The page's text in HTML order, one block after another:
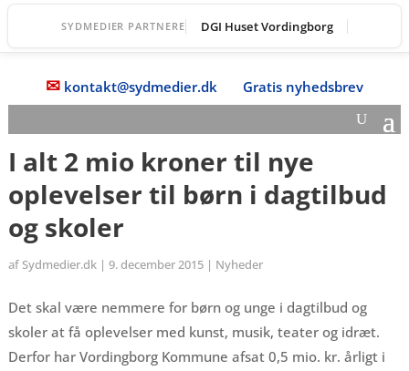
SYDMEDIER PARTNERE DGI Huset Vordingborg
✉ kontakt@sydmedier.dk Gratis nyhedsbrev
I alt 2 mio kroner til nye
oplevelser til børn i dagtilbud
og skoler
af Sydmedier.dk| 9. december 2015| Nyheder
Det skal være nemmere for børn og unge i dagtilbud og
skoler at få oplevelser med kunst, musik, teater og idræt.
Derfor har Vordingborg Kommune afsat 0,5 mio. kr. årligt i